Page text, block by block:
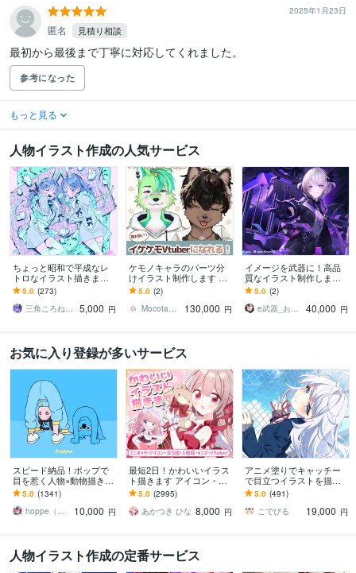
2025年1月23日
匿名 見積り相談
最初から最後まで丁寧に対応してくれました。
参考になった
もっと見る
人物イラスト作成の人気サービス
ちょっと昭和で平成なレ
トロなイラスト描きます
昭和・平成レトロ☆ネオ
ン☆パステル
5.0 (273)
三角ころねる☆プロフ必読願います
5,000 円
ケモノキャラのパーツ分
けイラスト制作します 顔
が良いイケケモVtuberに
なりたい方、お任せくだ
さい！
5.0 (2)
Mocota（もこた）
130,000 円
イメージを武器に！高品
質なイラスト制作します
配信イラスト、立ち絵、
キャラデザまで幅広くお
まかせください！
5.0 (2)
e武器_お仕事募集中！
40,000 円
お気に入り登録が多いサービス
スピード納品！ポップで
目を惹く人物×動物描きま
す 挿絵・動画・グッズな
ど鮮やかな配色で個性を
出したい方へ
5.0 (1341)
hoppe（ほっぺ）
10,000 円
最短2日！かわいいイラス
ト描きます アイコン・ミ
ニキャラ・４コマ・立ち
絵をスピード納品しま
す！
5.0 (2995)
あかつき ひな 8,000 円
アニメ塗りでキャッチー
で目立つイラストを描き
ます 動画用、スチル、ア
イコン等、目を引くイラ
ストをご希望の方に！
5.0 (491)
こでびる
19,000 円
人物イラスト作成の定番サービス